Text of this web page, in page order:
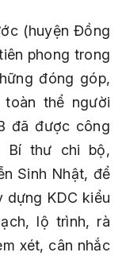
(huyện Đồng
phong trong
đóng góp,
thể người
đã được công
Bí thư chi bộ,
Sinh Nhật, để
dựng KDC kiểu
lộ trình, rà
xét, cân nhắc